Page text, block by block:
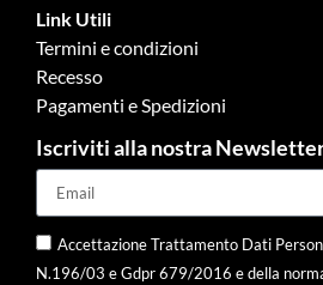
Link Utili
Termini e condizioni
Recesso
Pagamenti e Spedizioni
Iscriviti alla nostra
Accettazione Trattamento Dati
N.196/03 e Gdpr 679/2016 e della